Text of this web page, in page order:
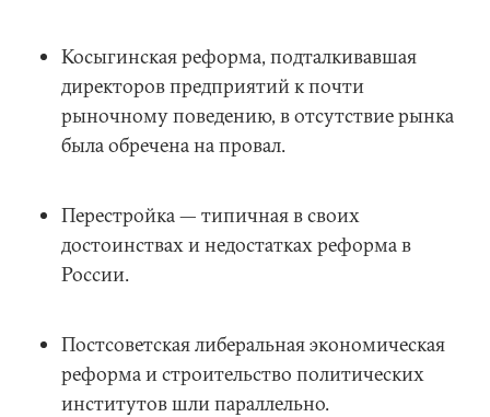
Косыгинская реформа, подталкивавшая
директоров предприятий к почти
рыночному поведению, в отсутствие рынка
была обречена на провал.
Перестройка — типичная в своих
достоинствах и недостатках реформа в
России.
Постсоветская либеральная экономическая
реформа и строительство политических
институтов шли параллельно.